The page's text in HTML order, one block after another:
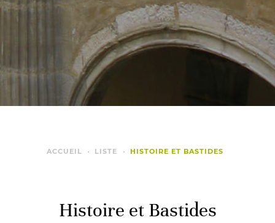
ACCUEIL LISTE HISTOIRE ET BASTIDES
Histoire et Bastides